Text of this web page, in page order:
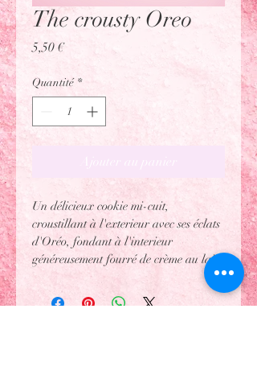
The crousty Oreo
5,50 €Prix
Quantité *
Ajouter au panier
Un délicieux cookie mi-cuit,
croustillant à l'exterieur avec ses éclats
d'Oréo, fondant à l'interieur
généreusement fourré de crème au lait.